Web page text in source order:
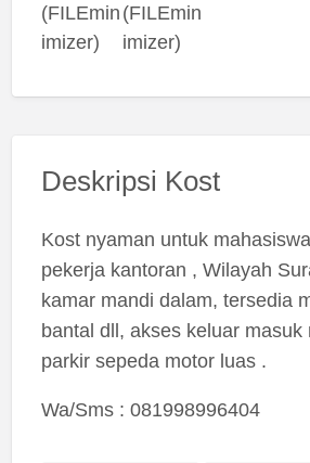
Deskripsi Kost
Kost nyaman untuk
pekerja kantoran , Wilayah
kamar mandi dalam, tersedia
bantal dll, akses keluar masuk
parkir sepeda motor luas .
Wa/Sms : 081998996404